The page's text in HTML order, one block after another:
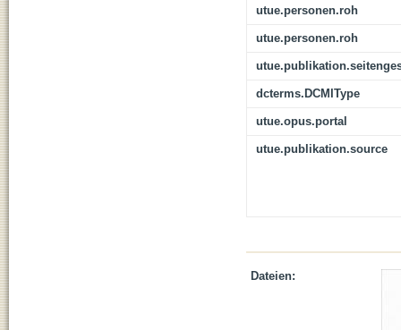
utue.personen.roh
utue.personen.roh
dcterms.DCMIType
utue.opus.portal
utue.publikation.source
Dateien: